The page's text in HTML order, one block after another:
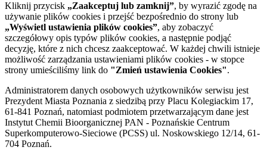
Kliknij przycisk „Zaakceptuj lub zamknij”, by wyrazić zgodę na
używanie plików cookies i przejść bezpośrednio do strony lub
„Wyświetl ustawienia plików cookies”, aby zobaczyć
szczegółowy opis typów plików cookies, a następnie podjąć
decyzję, które z nich chcesz zaakceptować. W każdej chwili istnieje
możliwość zarządzania ustawieniami plików cookies - w stopce
strony umieściliśmy link do "Zmień ustawienia Cookies".
Administratorem danych osobowych użytkowników serwisu jest
Prezydent Miasta Poznania z siedzibą przy Placu Kolegiackim 17,
61-841 Poznań, natomiast podmiotem przetwarzającym dane jest
Instytut Chemii Bioorganicznej PAN - Poznańskie Centrum
Superkomputerowo-Sieciowe (PCSS) ul. Noskowskiego 12/14, 61-
704 Poznań.